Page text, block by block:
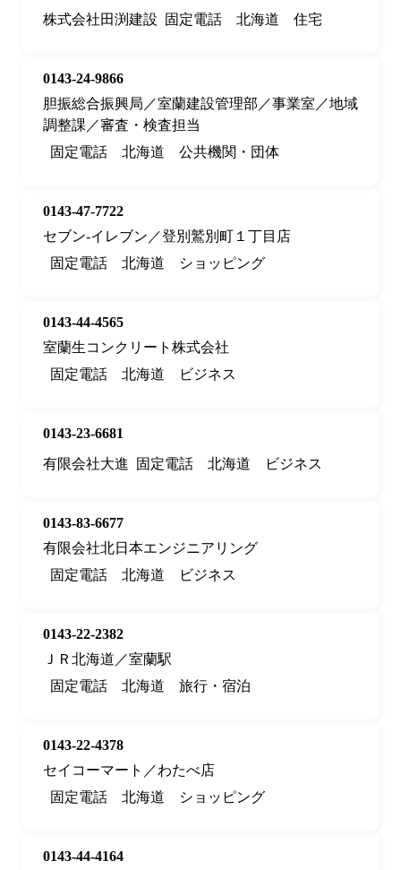
株式会社田渕建設
固定電話 北海道 住宅
0143-24-9866
胆振総合振興局／室蘭建設管理部／事業室／地域
調整課／審査・検査担当
固定電話
北海道 公共機関・団体
0143-47-7722
セブン‐イレブン／登別鷲別町１丁目店
固定電話
北海道 ショッピング
0143-44-4565
室蘭生コンクリート株式会社
固定電話
北海道 ビジネス
0143-23-6681
有限会社大進
固定電話 北海道 ビジネス
0143-83-6677
有限会社北日本エンジニアリング
固定電話
北海道 ビジネス
0143-22-2382
ＪＲ北海道／室蘭駅
固定電話
北海道 旅行・宿泊
0143-22-4378
セイコーマート／わたべ店
固定電話
北海道 ショッピング
0143-44-4164